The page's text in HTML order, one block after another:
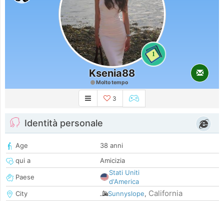
1
Ksenia88
Molto tempo
3
Identità personale
Age
38 anni
qui a
Amicizia
Paese
Stati Uniti
d'America
City
Sunnyslope, California